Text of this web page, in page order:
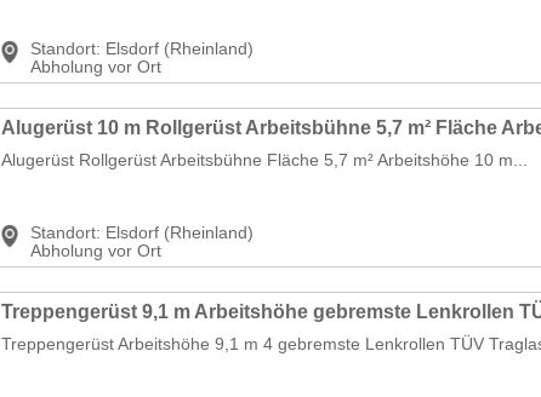
Standort: Elsdorf (Rheinland)
Abholung vor Ort
Alugerüst Rollgerüst Arbeitsbühne Fläche 5,7 m² Arbeitshöhe 10 m...
Standort: Elsdorf (Rheinland)
Abholung vor Ort
Treppengerüst Arbeitshöhe 9,1 m 4 gebremste Lenkrollen TÜV